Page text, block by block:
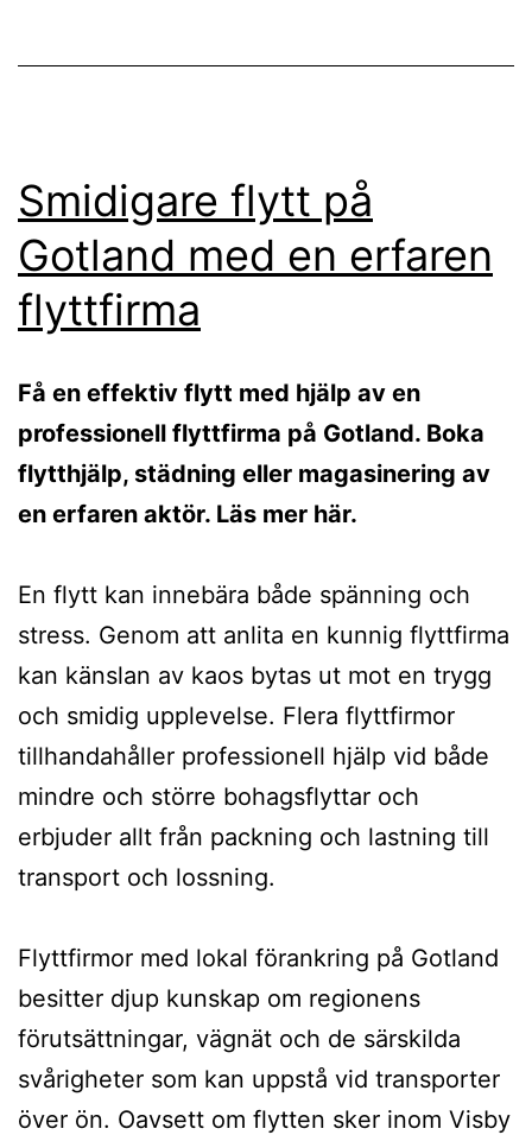
Smidigare flytt på
Gotland med en erfaren
flyttfirma
Få en effektiv flytt med hjälp av en
professionell flyttfirma på Gotland. Boka
flytthjälp, städning eller magasinering av
en erfaren aktör. Läs mer här.
En flytt kan innebära både spänning och
stress. Genom att anlita en kunnig flyttfirma
kan känslan av kaos bytas ut mot en trygg
och smidig upplevelse. Flera flyttfirmor
tillhandahåller professionell hjälp vid både
mindre och större bohagsflyttar och
erbjuder allt från packning och lastning till
transport och lossning.
Flyttfirmor med lokal förankring på Gotland
besitter djup kunskap om regionens
förutsättningar, vägnät och de särskilda
svårigheter som kan uppstå vid transporter
över ön. Oavsett om flytten sker inom Visby